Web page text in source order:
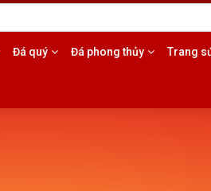
Đá quý Đá phong thủy Trang